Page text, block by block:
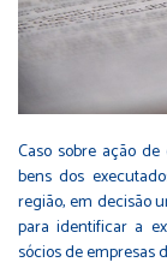
Caso sobre ação
bens dos
região, em decisão
para identificar a
sócios de empresas